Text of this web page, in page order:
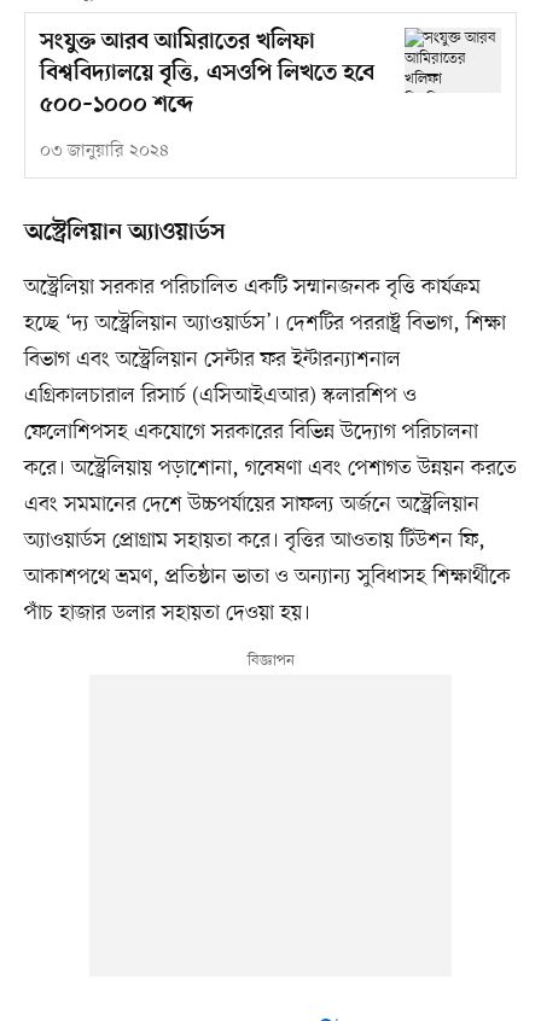
সংযুক্ত আরব আমিরাতের খলিফা
বিশ্ববিদ্যালয়ে বৃত্তি, এসওপি লিখতে হবে
৫০০–১০০০ শব্দে
০৩ জানুয়ারি ২০২৪
অস্ট্রেলিয়ান অ্যাওয়ার্ডস
অস্ট্রেলিয়া সরকার পরিচালিত একটি সম্মানজনক বৃত্তি কার্যক্রম
হচ্ছে ‘দ্য অস্ট্রেলিয়ান অ্যাওয়ার্ডস’। দেশটির পররাষ্ট্র বিভাগ, শিক্ষা
বিভাগ এবং অস্ট্রেলিয়ান সেন্টার ফর ইন্টারন্যাশনাল
এগ্রিকালচারাল রিসার্চ (এসিআইএআর) স্কলারশিপ ও
ফেলোশিপসহ একযোগে সরকারের বিভিন্ন উদ্যোগ পরিচালনা
করে। অস্ট্রেলিয়ায় পড়াশোনা, গবেষণা এবং পেশাগত উন্নয়ন করতে
এবং সমমানের দেশে উচ্চপর্যায়ের সাফল্য অর্জনে অস্ট্রেলিয়ান
অ্যাওয়ার্ডস প্রোগ্রাম সহায়তা করে। বৃত্তির আওতায় টিউশন ফি,
আকাশপথে ভ্রমণ, প্রতিষ্ঠান ভাতা ও অন্যান্য সুবিধাসহ শিক্ষার্থীকে
পাঁচ হাজার ডলার সহায়তা দেওয়া হয়।